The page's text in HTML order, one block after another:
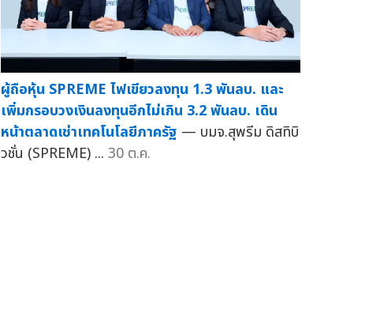
ผู้ถือหุ้น SPREME ไฟเขียวลงทุน 1.3 พันลบ. และ
เพิ่มกรอบวงเงินลงทุนอีกไม่เกิน 3.2 พันลบ. เดิน
หน้าตลาดเช่าเทคโนโลยีภาครัฐ — บมจ.สุพรีม ดิสทิบิ
วชั่น (SPREME) ... 30 ต.ค.